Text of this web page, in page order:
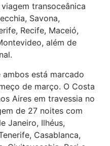
transoceânica
Savona,
Recife, Maceió,
além de
está marcado
de março. O Costa
Aires em travessia no
de 27 noites com
Janeiro, Ilhéus,
Casablanca,